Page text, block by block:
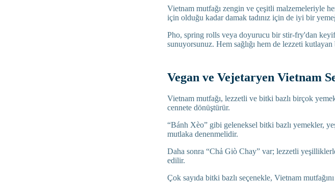
Vietnam mutfağı zengin ve çeşitli malzemeleriyle
için olduğu kadar damak tadınız için de iyi bir
Pho, spring rolls veya doyurucu bir stir-fry'dan keyif
sunuyorsunuz. Hem sağlığı hem de lezzeti kutlayan
Vegan ve Vejetaryen Vietnam
Vietnam mutfağı, lezzetli ve bitki bazlı birçok
cennete dönüştürür.
“Bánh Xèo” gibi geleneksel bitki bazlı yemekler,
mutlaka denenmelidir.
Daha sonra “Chả Giò Chay” var; lezzetli
edilir.
Çok sayıda bitki bazlı seçenekle, Vietnam